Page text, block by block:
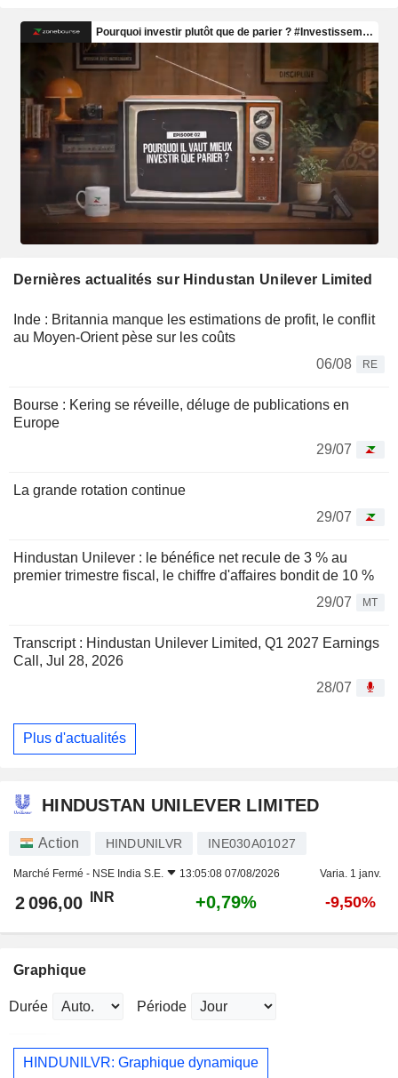
Dernières actualités sur Hindustan Unilever Limited
Inde : Britannia manque les estimations de profit, le conflit
au Moyen-Orient pèse sur les coûts
06/08
RE
Bourse : Kering se réveille, déluge de publications en
Europe
29/07
La grande rotation continue
29/07
Hindustan Unilever : le bénéfice net recule de 3 % au
premier trimestre fiscal, le chiffre d'affaires bondit de 10 %
29/07
MT
Transcript : Hindustan Unilever Limited, Q1 2027 Earnings
Call, Jul 28, 2026
28/07
Plus d'actualités
HINDUSTAN UNILEVER LIMITED
Action HINDUNILVR INE030A01027
Marché Fermé - NSE India S.E. 13:05:08 07/08/2026 Varia. 1 janv.
2 096,00 INR +0,79% -9,50%
Graphique
Durée Période
HINDUNILVR: Graphique dynamique